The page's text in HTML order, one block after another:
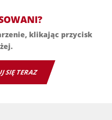
klikając przycisk
SIĘ TERAZ